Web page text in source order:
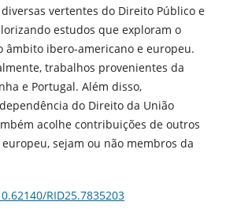
vertentes do Direito Público e
estudos que exploram o
âmbito ibero-americano e europeu.
trabalhos provenientes da
e Portugal. Além disso,
do Direito da União
acolhe contribuições de outros
sejam ou não membros da
RID25.7835203